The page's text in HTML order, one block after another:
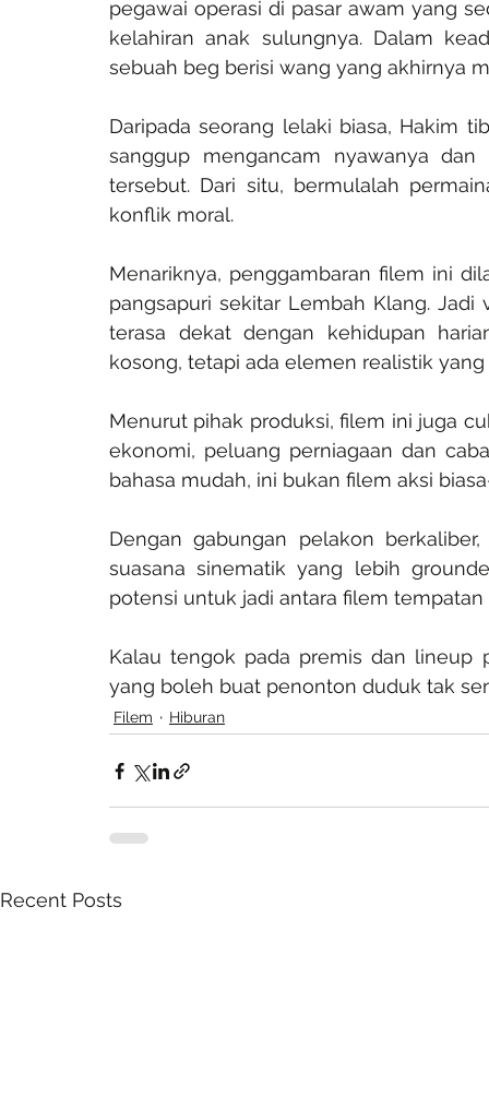
pegawai operasi di pasar awam yang
kelahiran anak sulungnya. Dalam
sebuah beg berisi wang yang akhirnya
Daripada seorang lelaki biasa, Hakim
sanggup mengancam nyawanya
tersebut. Dari situ, bermulalah
konflik moral.
Menariknya, penggambaran filem ini
pangsapuri sekitar Lembah Klang.
terasa dekat dengan kehidupan
kosong, tetapi ada elemen realistik yang
Menurut pihak produksi, filem ini juga
ekonomi, peluang perniagaan dan
bahasa mudah, ini bukan filem aksi
Dengan gabungan pelakon
suasana sinematik yang lebih
potensi untuk jadi antara filem
Kalau tengok pada premis dan lineup
yang boleh buat penonton duduk tak
Filem Hiburan
Recent Posts